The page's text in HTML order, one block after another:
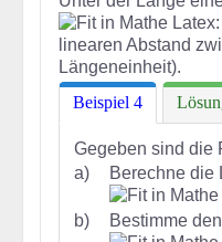
linearen Abstand
Längeneinheit).
Beispiel 4
Gegeben sind die
a)
Berechne die
b) Bestimme